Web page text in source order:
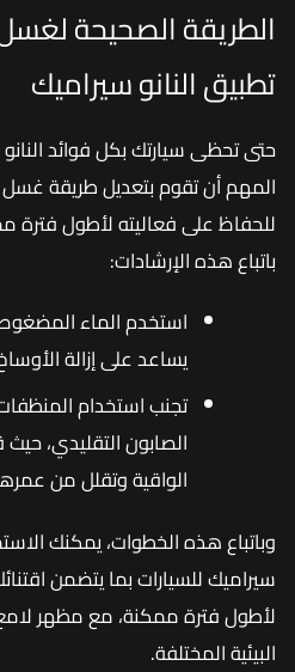
الطريقة الصحيحة
تطبيق النانو سيراميك
حتى تحظى سيارتك بكل فوائد
المهم أن تقوم بتعديل طريقة غسل
للحفاظ على فعاليته لأطول
باتباع هذه الإرشادات:
استخدم الماء
يساعد على إزالة
تجنب استخدام المنظفات
الصابون التقليدي،
الواقية وتقلل من
وباتباع هذه الخطوات، يمكنك
سيراميك للسيارات بما يتضمن
لأطول فترة ممكنة، مع مظهر
البيئية المختلفة.